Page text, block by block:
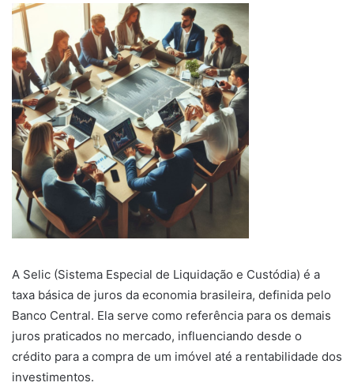
A Selic (Sistema Especial de Liquidação e Custódia) é a
taxa básica de juros da economia brasileira, definida pelo
Banco Central. Ela serve como referência para os demais
juros praticados no mercado, influenciando desde o
crédito para a compra de um imóvel até a rentabilidade dos
investimentos.